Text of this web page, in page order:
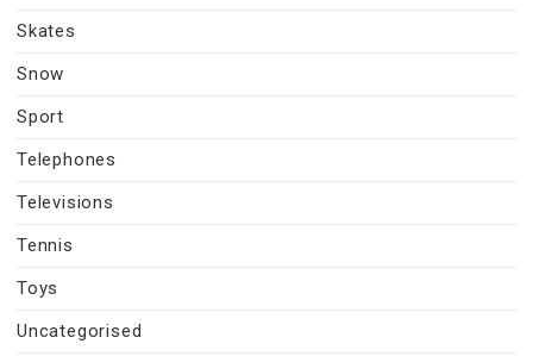
Skates
Snow
Sport
Telephones
Televisions
Tennis
Toys
Uncategorised